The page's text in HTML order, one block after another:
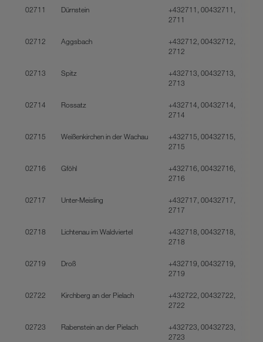
02711 Dürnstein
+432711, 00432711,
2711
02712 Aggsbach
+432712, 00432712,
2712
02713 Spitz
+432713, 00432713,
2713
02714 Rossatz
+432714, 00432714,
2714
02715 Weißenkirchen in der Wachau
+432715, 00432715,
2715
02716 Gföhl
+432716, 00432716,
2716
02717 Unter-Meisling
+432717, 00432717,
2717
02718 Lichtenau im Waldviertel
+432718, 00432718,
2718
02719 Droß
+432719, 00432719,
2719
02722 Kirchberg an der Pielach
+432722, 00432722,
2722
02723 Rabenstein an der Pielach
+432723, 00432723,
2723